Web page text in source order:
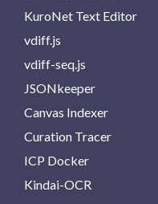
KuroNet Text Editor
vdiff.js
vdiff-seq.js
JSONkeeper
Canvas Indexer
Curation Tracer
ICP Docker
Kindai-OCR